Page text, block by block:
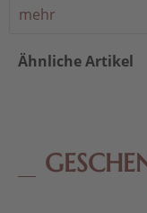
mehr
Ähnliche Artikel